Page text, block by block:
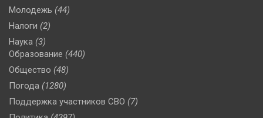
Молодежь (44)
Налоги (2)
Наука (3)
Образование (440)
Общество (48)
Погода (1280)
Поддержка участников СВО (7)